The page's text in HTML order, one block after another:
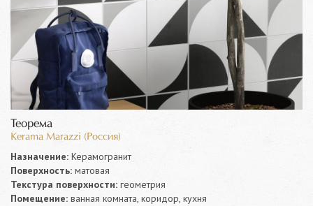
Теорема
Kerama Marazzi (Россия)
Назначение: Керамогранит
Поверхность: матовая
Текстура поверхности: геометрия
Помещение: ванная комната, коридор, кухня